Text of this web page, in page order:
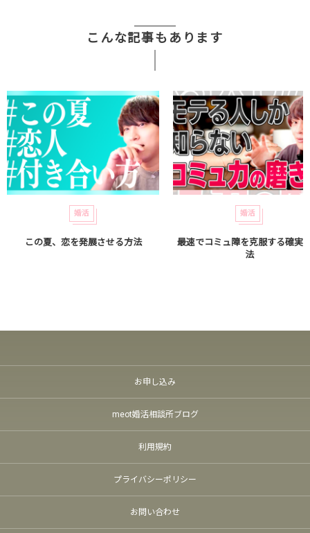
こんな記事もあります
婚活
この夏、恋を発展させる方法
婚活
最速でコミュ障を克服する確実
法
お申し込み
meot婚活相談所ブログ
利用規約
プライバシーポリシー
お問い合わせ